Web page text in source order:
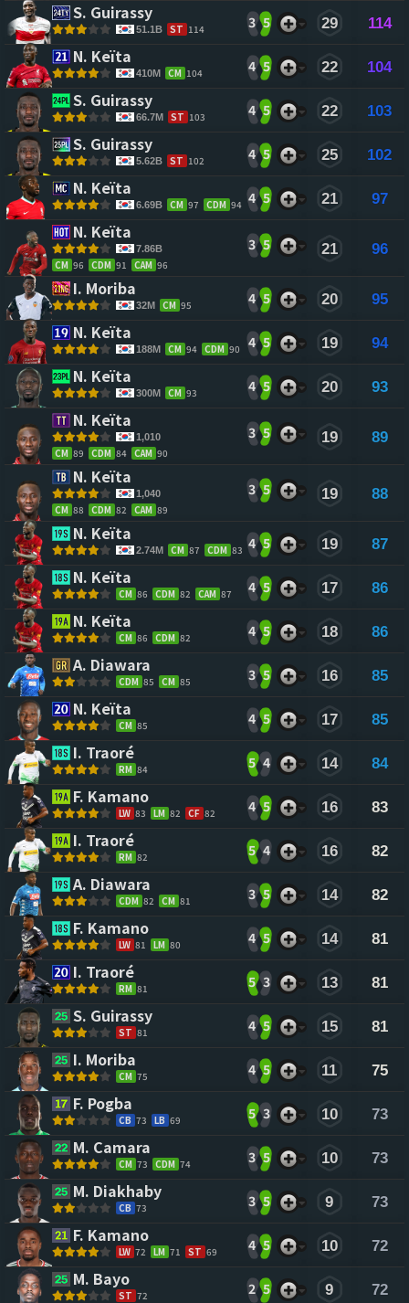
S. Guirassy
51.1B ST 114 3 5 29 114
N. Keïta
410M CM 104 4 5 22 104
S. Guirassy
66.7M ST 103 4 5 22 103
S. Guirassy
5.62B ST 102 4 5 25 102
N. Keïta
6.69B CM 97 CDM 94 4 5 21 97
N. Keïta
7.86B
CM 96 CDM 91 CAM 96
3 5 21 96
I. Moriba
32M CM 95 4 5 20 95
N. Keïta
188M CM 94 CDM 90 4 5 19 94
N. Keïta
300M CM 93 4 5 20 93
N. Keïta
1,010
CM 89 CDM 84 CAM 90
3 5 19 89
N. Keïta
1,040
CM 88 CDM 82 CAM 89
3 5 19 88
N. Keïta
2.74M CM 87 CDM 83 4 5 19 87
N. Keïta
CM 86 CDM 82 CAM 87 4 5 17 86
N. Keïta
CM 86 CDM 82 4 5 18 86
A. Diawara
CDM 85 CM 85 3 5 16 85
N. Keïta
CM 85 4 5 17 85
I. Traoré
RM 84 5 4 14 84
F. Kamano
LW 83 LM 82 CF 82 4 5 16 83
I. Traoré
RM 82 5 4 16 82
A. Diawara
CDM 82 CM 81 3 5 14 82
F. Kamano
LW 81 LM 80 4 5 14 81
I. Traoré
RM 81 5 3 13 81
S. Guirassy
ST 81 4 5 15 81
I. Moriba
CM 75 4 5 11 75
F. Pogba
CB 73 LB 69 5 3 10 73
M. Camara
CM 73 CDM 74 3 5 10 73
M. Diakhaby
CB 73 3 5 9 73
F. Kamano
LW 72 LM 71 ST 69 4 5 10 72
M. Bayo
ST 72 2 5 9 72